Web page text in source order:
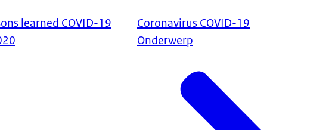
learned COVID-19
Coronavirus COVID-19
Onderwerp